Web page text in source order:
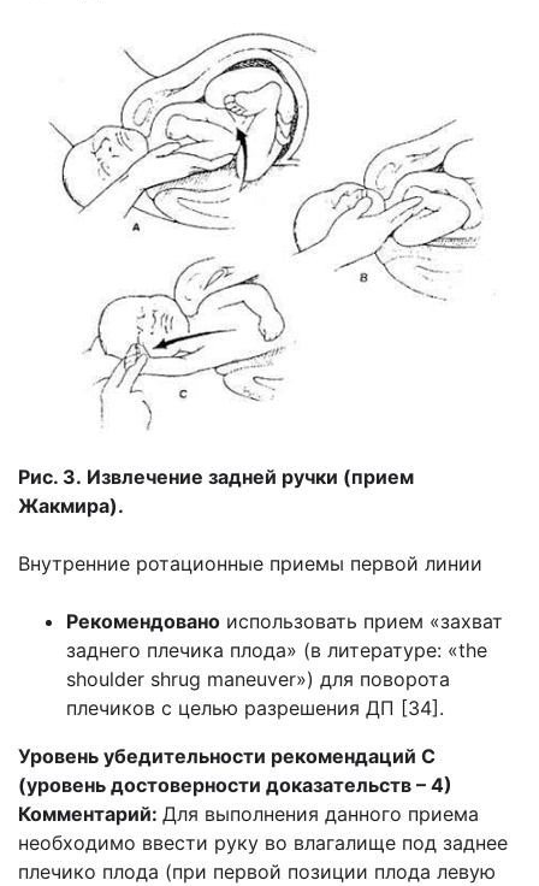
Рис. 3. Извлечение задней ручки (прием
Жакмира).
Внутренние ротационные приемы первой линии
Рекомендовано использовать прием «захват
заднего плечика плода» (в литературе: «the
shoulder shrug maneuver») для поворота
плечиков с целью разрешения ДП [34].
Уровень убедительности рекомендаций С
(уровень достоверности доказательств – 4)
Комментарий: Для выполнения данного приема
необходимо ввести руку во влагалище под заднее
плечико плода (при первой позиции плода левую